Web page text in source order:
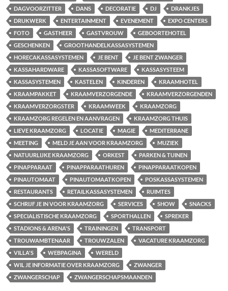
DAGVOORZITTER
DANS DECORATIE DJ
DRANKJES
DRUKWERK
ENTERTAINMENT EVENEMENT
EXPO CENTERS
FOTO
GASTHEER GASTVROUW
GEBOORTEHOTEL
GESCHENKEN
GROOTHANDELKASSASYSTEMEN
HORECAKASSASYSTEMEN
JE BENT
JE BENT ZWANGER
KASSAHARDWARE
KASSASOFTWARE
KASSASYSTEEM
KASSASYSTEMEN
KASTELEN KINDEREN
KRAAMHOTEL
KRAAMPAKKET
KRAAMVERZORGENDE
KRAAMVERZORGENDEN
KRAAMVERZORGSTER
KRAAMWEEK
KRAAMZORG
KRAAMZORG REGELEN EN AANVRAGEN
KRAAMZORG THUIS
LIEVE KRAAMZORG
LOCATIE MAGIE
MEDITERRANE
MEETING
MELD JE AAN VOOR KRAAMZORG
MUZIEK
NATUURLIJKE KRAAMZORG
ORKEST
PARKEN & TUINEN
PINAPPARAAT
PINAPPARAATHUREN
PINAPPARAATKOPEN
PINAUTOMAAT
PINAUTOMAATKOPEN
POSKASSASYSTEMEN
RESTAURANTS
RETAILKASSASYSTEMEN
RUIMTES
SCHRIJF JE IN VOOR KRAAMZORG
SERVICES SHOW
SNACKS
SPECIALISTISCHE KRAAMZORG
SPORTHALLEN
SPREKER
STADIONS & ARENA'S
TRAININGEN
TRANSPORT
TROUWAMBTENAAR
TROUWZALEN
VACATURE KRAAMZORG
VILLA'S
WEBPAGINA
WERELD
WIL JE INFORMATIE OVER KRAAMZORG
ZWANGER
ZWANGERSCHAP
ZWANGERSCHAPSMAANDEN